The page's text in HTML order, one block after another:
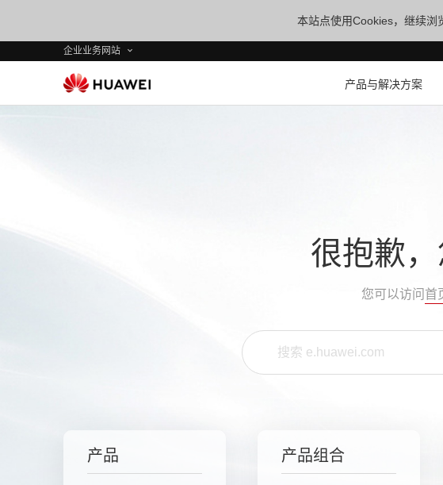
本站点使用Cookies，继续浏
企业业务网站
产品与解决方案
很抱歉
您可以访问 首
产品 产品组合